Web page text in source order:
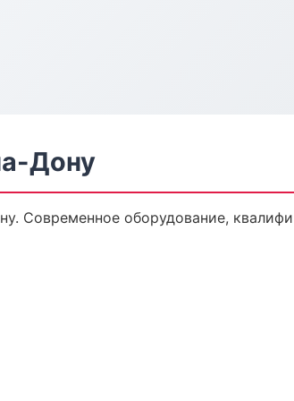
Дону
Современное оборудование,